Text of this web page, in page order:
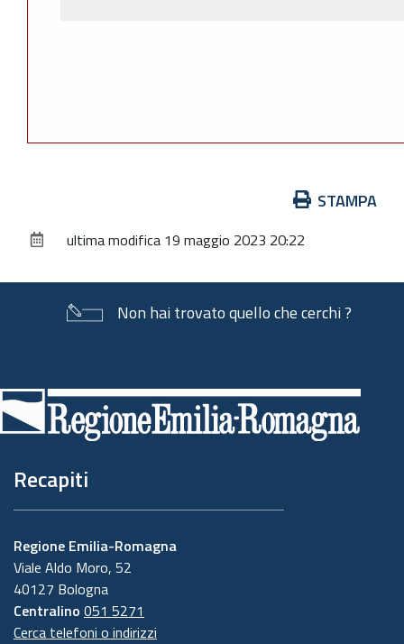
documento
STAMPA
ultima modifica 19 maggio 2023 20:22
Non hai trovato quello che cerchi ?
di
pagina
Recapiti
Regione Emilia-Romagna
Viale Aldo Moro, 52
40127 Bologna
Centralino 051 5271
Cerca telefoni o indirizzi